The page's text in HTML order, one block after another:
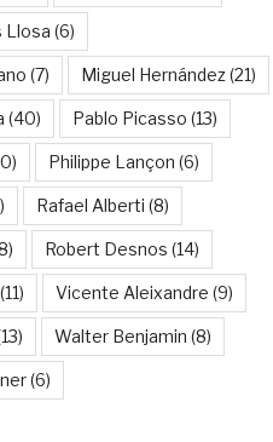
Llosa (6)
(7) Miguel Hernández(21)
(40) Pablo Picasso (13)
Philippe Lançon (6)
Rafael Alberti (8)
Robert Desnos (14)
(11) Vicente Aleixandre (9)
Walter Benjamin (8)
(6)